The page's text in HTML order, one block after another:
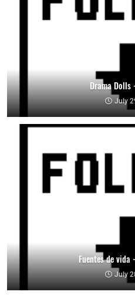
Drama Dolls
July
Fuentes de vida
July